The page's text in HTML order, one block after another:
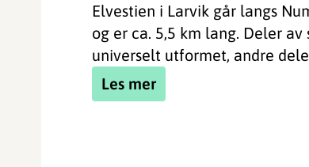
Elvestien i Larvik går langs
og er ca. 5,5 km lang. Deler av
universelt utformet, andre
Les mer